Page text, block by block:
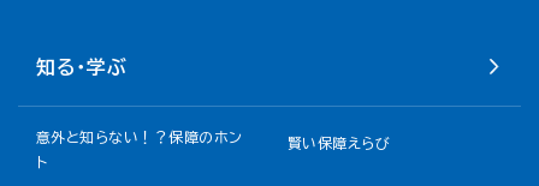
知る・学ぶ
意外と知らない！？保障のホン
ト
賢い保障えらび